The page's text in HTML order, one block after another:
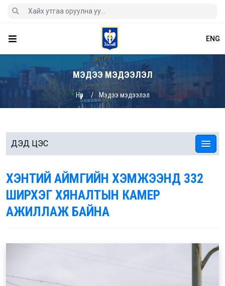
ENG
МЭДЭЭ МЭДЭЭЛЭЛ
Нүүр Мэдээ мэдээлэл
ДЭД ЦЭС
ХЭНТИЙ АЙМГИЙН ХЭМЖЭЭНД 332
ШИРХЭГ ХЯНАЛТЫН КАМЕР
АЖИЛЛАЖ БАЙНА